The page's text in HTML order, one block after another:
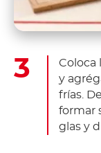
Coloca
y
frías.
formar
glas y